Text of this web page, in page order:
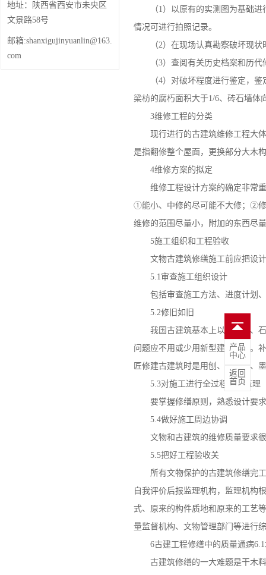
（1）以原有的实测图为基础进行
情况可进行拍照记录。
（2）在现场认真勘察破坏现状
（3）查阅有关历史档案和历代
（4）对破坏程度进行鉴定，鉴
梁枋的腐朽面积大于1/6、砖石墙
3维修工程的分类
现行进行的古建筑维修工程大体
是指翻修整个屋面，更换部分大木
4维修方案的拟定
维修工程设计方案的确定非常重
①能小、中修的尽可能不大修；②
维修的范围尽量小，附加的东西尽
5施工组织和工程验收
文物古建筑修缮施工前应把设
5.1审查施工组织设计
包括审查施工方法、进度计划、
5.2修旧如旧
我国古建筑基本上以土、木、石
问题应不用或少用新型建筑材料。
匠修建古建筑时是用刨、锯、凿、
5.3对施工进行全过程跟踪监理
要掌握修缮原则，熟悉设计要求
5.4做好施工周边协调
文物和古建筑的维修质量要求很
5.5把好工程验收关
所有文物保护的古建筑修缮完工
自我评价后报监理机构，监理机构
式、原来的构件质地和原来的工艺
量监督机构、文物管理部门等进行
6古建工程修缮中的质量通病
古建筑修缮的一大难题是干木
地址：陕西省西安市未央区
文景路58号
邮箱:shanxigujinyuanlin@163.
com
产品
中心
返回
首页